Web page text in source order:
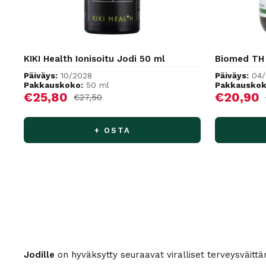
KIKI Health Ionisoitu Jodi 50 ml
Päiväys: 10/2028
Pakkauskoko: 50 ml
Alennushinta
€25,80 Normaalihinta
€27,50
+ OSTA
Biomed
Päiväys:
€20,90
Jodille on hyväksytty seuraavat viralliset